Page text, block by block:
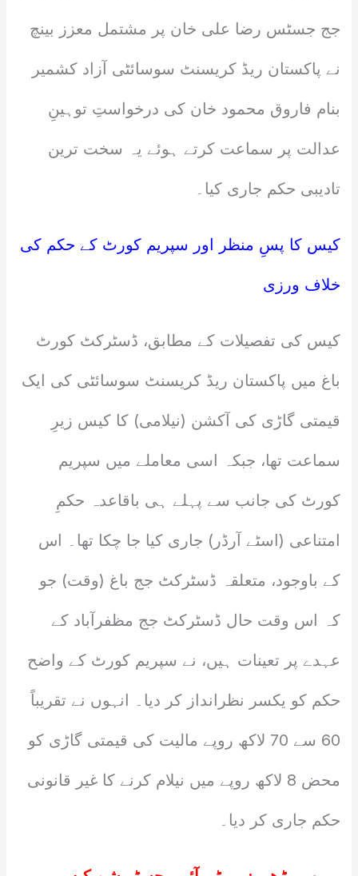
جج جسٹس رضا علی خان پر مشتمل معزز بینچ
نے پاکستان ریڈ کریسنٹ سوسائٹی آزاد کشمیر
بنام فاروق محمود خان کی درخواستِ توہینِ
عدالت پر سماعت کرتے ہوئے یہ سخت ترین
تادیبی حکم جاری کیا۔
کیس کا پسِ منظر اور سپریم کورٹ کے حکم کی
خلاف ورزی
کیس کی تفصیلات کے مطابق، ڈسٹرکٹ کورٹ
باغ میں پاکستان ریڈ کریسنٹ سوسائٹی کی ایک
قیمتی گاڑی کی آکشن (نیلامی) کا کیس زیرِ
سماعت تھا، جبکہ اسی معاملے میں سپریم
کورٹ کی جانب سے پہلے ہی باقاعدہ حکمِ
امتناعی (اسٹے آرڈر) جاری کیا جا چکا تھا۔ اس
کے باوجود، متعلقہ ڈسٹرکٹ جج باغ (وقت) جو
کہ اس وقت حال ڈسٹرکٹ جج مظفرآباد کے
عہدے پر تعینات ہیں، نے سپریم کورٹ کے واضح
حکم کو یکسر نظرانداز کر دیا۔ انہوں نے تقریباً
60 سے 70 لاکھ روپے مالیت کی قیمتی گاڑی کو
محض 8 لاکھ روپے میں نیلام کرنے کا غیر قانونی
حکم جاری کر دیا۔